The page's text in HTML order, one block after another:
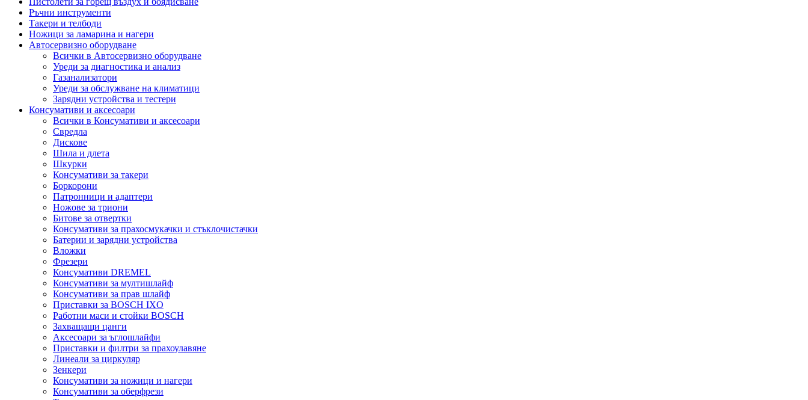
Ръчни инструменти
Такери и телбоди
Ножици за ламарина и нагери
Автосервизно оборудване
Всички в Автосервизно оборудване
Уреди за диагностика и анализ
Газанализатори
Уреди за обслужване на климатици
Зарядни устройства и тестери
Консумативи и аксесоари
Всички в Консумативи и аксесоари
Свредла
Дискове
Шила и длета
Шкурки
Консумативи за такери
Боркорони
Патронници и адаптери
Ножове за триони
Битове за отвертки
Консумативи за прахосмукачки и стъклочистачки
Батерии и зарядни устройства
Вложки
Фрезери
Консумативи DREMEL
Консумативи за мултишлайф
Консумативи за прав шлайф
Приставки за BOSCH IXO
Работни маси и стойки BOSCH
Захващащи цанги
Аксесоари за ъглошлайфи
Приставки и филтри за прахоулавяне
Линеали за циркуляр
Зенкери
Консумативи за ножици и нагери
Консумативи за оберфрези